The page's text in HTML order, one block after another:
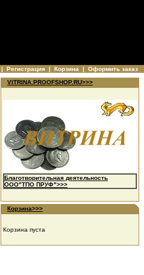
| Регистрация | Корзина | Оформить заказ
VITRINA.PROOFSHOP.RU>>>
Благотворительная деятельность
ООО"ТПО ПРУФ">>>
Корзина>>>
Корзина пуста